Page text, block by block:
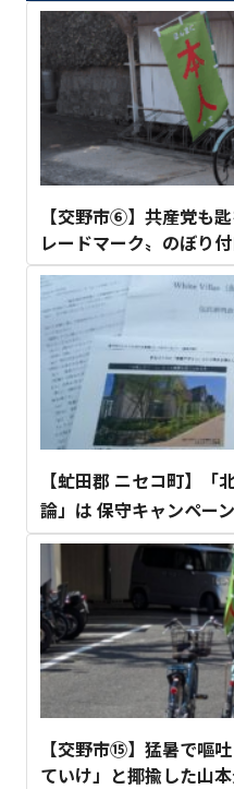
【交野市⑥】共産党も
レードマーク〟のぼり
【虻田郡 ニセコ町】「
論」は 保守キャンペー
【交野市⑮】猛暑で嘔
ていけ」と揶揄した山